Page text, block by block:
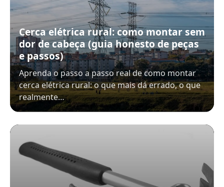
Cerca elétrica rural: como montar sem
dor de cabeça (guia honesto de peças
e passos)
Aprenda o passo a passo real de como montar
cerca elétrica rural: o que mais dá errado, o que
realmente…